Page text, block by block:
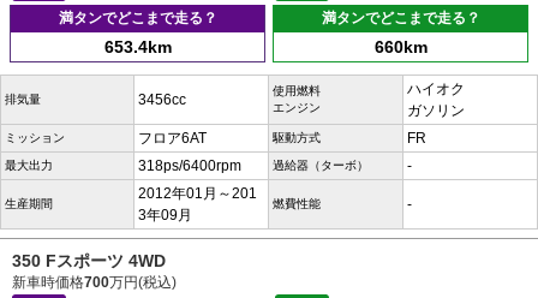
満タンでどこまで走る？
653.4km
満タンでどこまで走る？
660km
排気量 3456cc
使用燃料
エンジン
ハイオク
ガソリン
ミッション フロア6AT 駆動方式 FR
最大出力 318ps/6400rpm 過給器（ターボ） -
生産期間
2012年01月～201
3年09月
燃費性能 -
350 Fスポーツ 4WD
新車時価格700万円(税込)